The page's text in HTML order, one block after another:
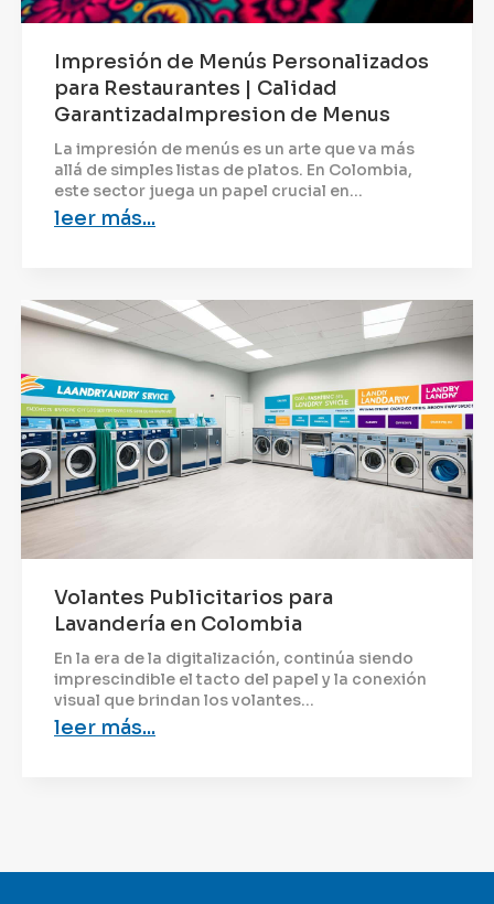
Impresión de Menús Personalizados
para Restaurantes | Calidad
GarantizadaImpresion de Menus
La impresión de menús es un arte que va más
allá de simples listas de platos. En Colombia,
este sector juega un papel crucial en...
leer más...
Volantes Publicitarios para
Lavandería en Colombia
En la era de la digitalización, continúa siendo
imprescindible el tacto del papel y la conexión
visual que brindan los volantes...
leer más...